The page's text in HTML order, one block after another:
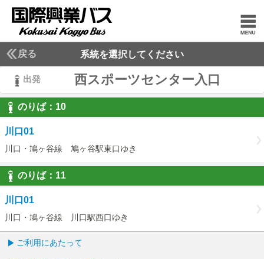
戻る 系統を選択してください
出発 西スポーツセンター入口
のりば： 10
10
川口01
川口・鳩ヶ谷線 鳩ヶ谷駅東口ゆき
のりば： 11
11
川口01
川口・鳩ヶ谷線 川口駅西口ゆき
ご利用にあたって